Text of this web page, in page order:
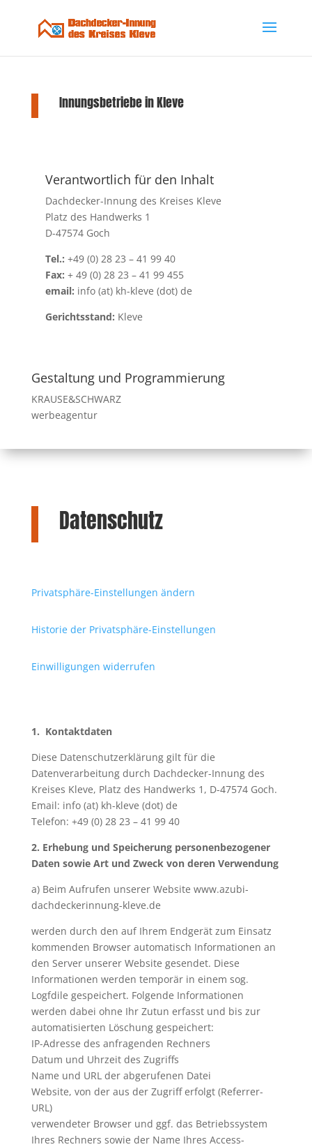
Innungsbetriebe in Kleve
Verantwortlich für den Inhalt
Dachdecker-Innung des Kreises Kleve
Platz des Handwerks 1
D-47574 Goch
Tel.: +49 (0) 28 23 – 41 99 40
Fax: + 49 (0) 28 23 – 41 99 455
email: info (at) kh-kleve (dot) de
Gerichtsstand: Kleve
Gestaltung und Programmierung
KRAUSE&SCHWARZ
werbeagentur
Datenschutz
Privatsphäre-Einstellungen ändern
Historie der Privatsphäre-Einstellungen
Einwilligungen widerrufen
1. Kontaktdaten
Diese Datenschutzerklärung gilt für die
Datenverarbeitung durch Dachdecker-Innung des
Kreises Kleve, Platz des Handwerks 1, D-47574 Goch.
Email: info (at) kh-kleve (dot) de
Telefon: +49 (0) 28 23 – 41 99 40
2. Erhebung und Speicherung personenbezogener
Daten sowie Art und Zweck von deren Verwendung
a) Beim Aufrufen unserer Website www.azubi-
dachdeckerinnung-kleve.de
werden durch den auf Ihrem Endgerät zum Einsatz
kommenden Browser automatisch Informationen an
den Server unserer Website gesendet. Diese
Informationen werden temporär in einem sog.
Logfdile gespeichert. Folgende Informationen
werden dabei ohne Ihr Zutun erfasst und bis zur
automatisierten Löschung gespeichert:
IP-Adresse des anfragenden Rechners
Datum und Uhrzeit des Zugriffs
Name und URL der abgerufenen Datei
Website, von der aus der Zugriff erfolgt (Referrer-
URL)
verwendeter Browser und ggf. das Betriebssystem
Ihres Rechners sowie der Name Ihres Access-